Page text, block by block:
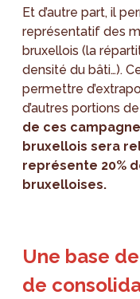
Et d’autre part, il
représentatif des
bruxellois (la
densité du bâti…).
permettre
d’autres portions
de ces
bruxellois sera
représente 20%
bruxelloises.
Une base
de